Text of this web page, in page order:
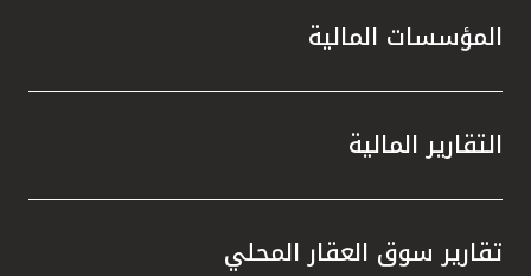
المؤسسات المالية
التقارير المالية
تقارير سوق العقار المحلي